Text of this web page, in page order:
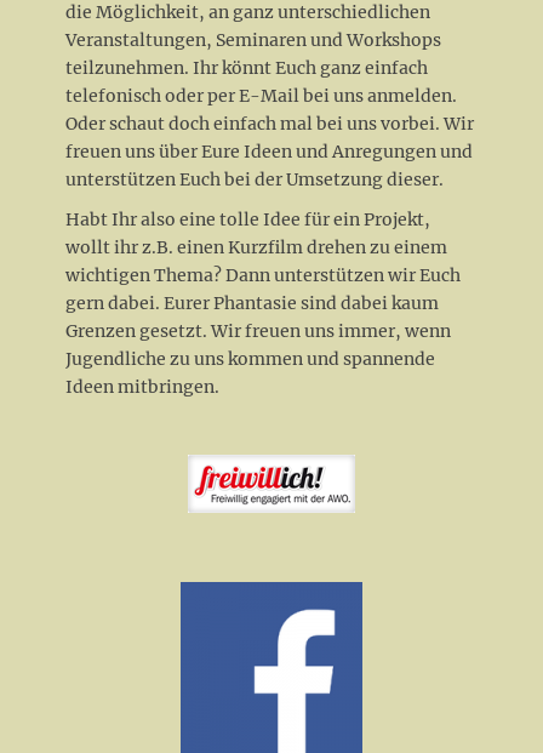
die Möglichkeit, an ganz unterschiedlichen
Veranstaltungen, Seminaren und Workshops
teilzunehmen. Ihr könnt Euch ganz einfach
telefonisch oder per E-Mail bei uns anmelden.
Oder schaut doch einfach mal bei uns vorbei. Wir
freuen uns über Eure Ideen und Anregungen und
unterstützen Euch bei der Umsetzung dieser.
Habt Ihr also eine tolle Idee für ein Projekt,
wollt ihr z.B. einen Kurzfilm drehen zu einem
wichtigen Thema? Dann unterstützen wir Euch
gern dabei. Eurer Phantasie sind dabei kaum
Grenzen gesetzt. Wir freuen uns immer, wenn
Jugendliche zu uns kommen und spannende
Ideen mitbringen.